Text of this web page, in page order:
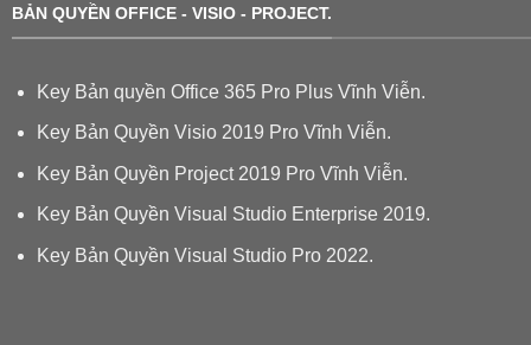
BẢN QUYỀN OFFICE - VISIO - PROJECT.
Key Bản quyền Office 365 Pro Plus Vĩnh Viễn.
Key Bản Quyền Visio 2019 Pro Vĩnh Viễn.
Key Bản Quyền Project 2019 Pro Vĩnh Viễn.
Key Bản Quyền Visual Studio Enterprise 2019.
Key Bản Quyền Visual Studio Pro 2022.